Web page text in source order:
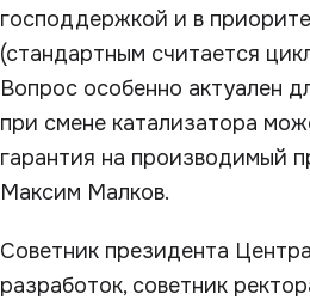
господдержкой и в
(стандартным считается
Вопрос особенно актуален
при смене катализатора
гарантия на производимый
Максим Малков.
Советник президента
разработок, советник